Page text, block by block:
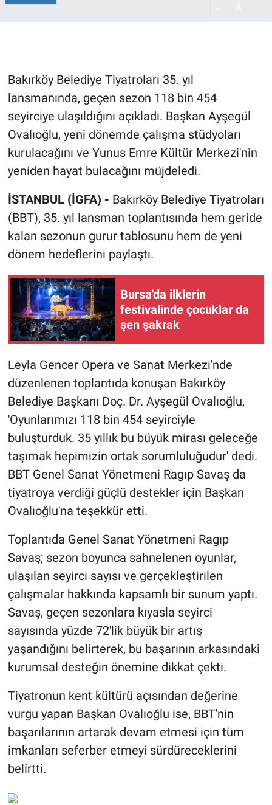
Bakırköy Belediye Tiyatroları 35. yıl
lansmanında, geçen sezon 118 bin 454
seyirciye ulaşıldığını açıkladı. Başkan Ayşegül
Ovalıoğlu, yeni dönemde çalışma stüdyoları
kurulacağını ve Yunus Emre Kültür Merkezi'nin
yeniden hayat bulacağını müjdeledi.
İSTANBUL (İGFA) - Bakırköy Belediye Tiyatroları
(BBT), 35. yıl lansman toplantısında hem geride
kalan sezonun gurur tablosunu hem de yeni
dönem hedeflerini paylaştı.
Bursa'da ilklerin
festivalinde çocuklar da
şen şakrak
Leyla Gencer Opera ve Sanat Merkezi'nde
düzenlenen toplantıda konuşan Bakırköy
Belediye Başkanı Doç. Dr. Ayşegül Ovalıoğlu,
'Oyunlarımızı 118 bin 454 seyirciyle
buluşturduk. 35 yıllık bu büyük mirası geleceğe
taşımak hepimizin ortak sorumluluğudur' dedi.
BBT Genel Sanat Yönetmeni Ragıp Savaş da
tiyatroya verdiği güçlü destekler için Başkan
Ovalıoğlu'na teşekkür etti.
Toplantıda Genel Sanat Yönetmeni Ragıp
Savaş; sezon boyunca sahnelenen oyunlar,
ulaşılan seyirci sayısı ve gerçekleştirilen
çalışmalar hakkında kapsamlı bir sunum yaptı.
Savaş, geçen sezonlara kıyasla seyirci
sayısında yüzde 72'lik büyük bir artış
yaşandığını belirterek, bu başarının arkasındaki
kurumsal desteğin önemine dikkat çekti.
Tiyatronun kent kültürü açısından değerine
vurgu yapan Başkan Ovalıoğlu ise, BBT'nin
başarılarının artarak devam etmesi için tüm
imkanları seferber etmeyi sürdüreceklerini
belirtti.